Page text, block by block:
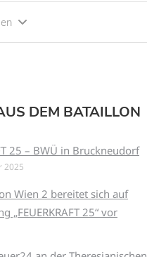
DEM BATAILLON
25 – BWÜ in Bruckneudorf
2025
Wien 2 bereitet sich auf
„FEUERKRAFT 25“ vor